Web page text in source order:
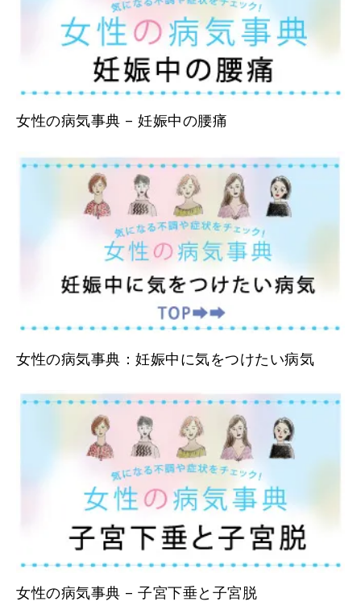
女性の病気事典 – 妊娠中の腰痛
女性の病気事典：妊娠中に気をつけたい病気
女性の病気事典 – 子宮下垂と子宮脱